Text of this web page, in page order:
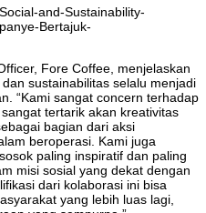
Fore Coffee, menjelaskan
sustainabilitas selalu menjadi
“Kami sangat concern terhadap
tertarik akan kreativitas
bagian dari aksi
beroperasi. Kami juga
paling inspiratif dan paling
misi sosial yang dekat dengan
dari kolaborasi ini bisa
yang lebih luas lagi,